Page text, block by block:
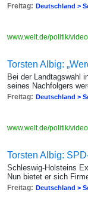
Freitag: Deutschland >
www.welt.de/politik/
Torsten Albig:
Bei der Landtagswahl
seines Nachfolgers
Freitag: Deutschland >
www.welt.de/politik/
Torsten Albig:
Schleswig-Holsteins
Nun bietet er sich
Freitag: Deutschland >